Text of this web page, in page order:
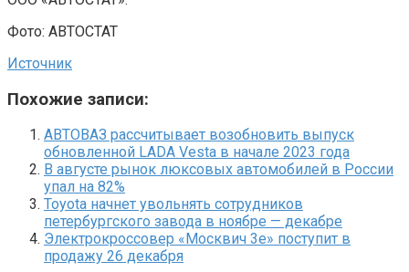
Фото: АВТОСТАТ
Источник
Похожие записи:
АВТОВАЗ рассчитывает возобновить выпуск
обновленной LADA Vesta в начале 2023 года
В августе рынок люксовых автомобилей в России
упал на 82%
Toyota начнет увольнять сотрудников
петербургского завода в ноябре — декабре
Электрокроссовер «Москвич 3е» поступит в
продажу 26 декабря